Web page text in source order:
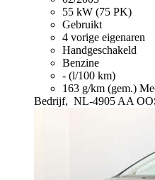
55 kW (75 PK)
Gebruikt
4 vorige eigenaren
Handgeschakeld
Benzine
- (l/100 km)
163 g/km (gem.)
Bedrijf, NL-4905 AA